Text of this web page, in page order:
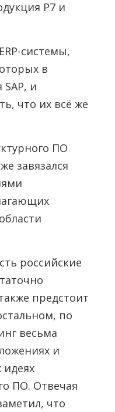
Р7 и
системы,
в
SAP, и
что их всё же
ПО
завязался
российские
предстоит
по
весьма
и
идеях
ПО. Отвечая
что